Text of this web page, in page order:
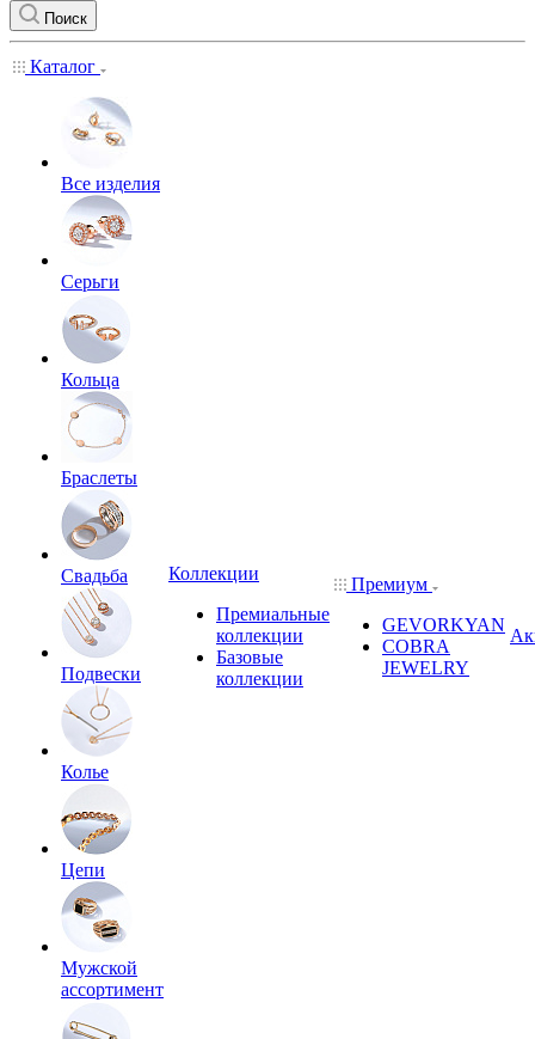
Поиск
Каталог
Все изделия
Серьги
Кольца
Браслеты
Свадьба
Подвески
Колье
Цепи
Мужской
ассортимент
Коллекции
Премиальные
коллекции
Базовые
коллекции
Премиум
GEVORKYAN
COBRA
JEWELRY